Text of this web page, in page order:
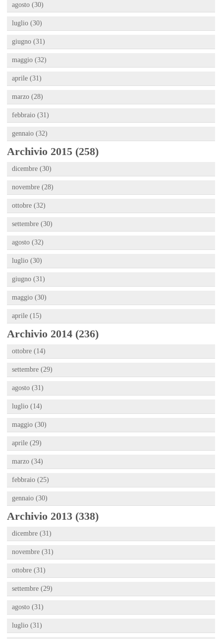
agosto (30)
luglio (30)
giugno (31)
maggio (32)
aprile (31)
marzo (28)
febbraio (31)
gennaio (32)
Archivio 2015 (258)
dicembre (30)
novembre (28)
ottobre (32)
settembre (30)
agosto (32)
luglio (30)
giugno (31)
maggio (30)
aprile (15)
Archivio 2014 (236)
ottobre (14)
settembre (29)
agosto (31)
luglio (14)
maggio (30)
aprile (29)
marzo (34)
febbraio (25)
gennaio (30)
Archivio 2013 (338)
dicembre (31)
novembre (31)
ottobre (31)
settembre (29)
agosto (31)
luglio (31)